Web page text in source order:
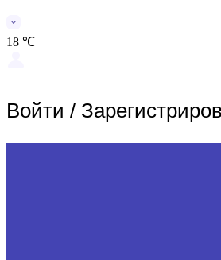
18 ℃
Войти /